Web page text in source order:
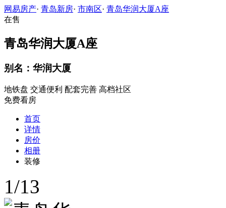
网易房产· 青岛新房· 市南区· 青岛华润大厦A座
在售
青岛华润大厦A座
别名：华润大厦
地铁盘 交通便利 配套完善 高档社区
免费看房
首页
详情
房价
相册
装修
1/13